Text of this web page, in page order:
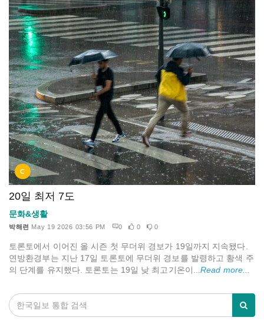
C
20일 최저 7도
문화&생활
박해련 May 19 2026 03:56 PM 0 0 0
토론토에서 이어진 올 시즌 첫 무더위 경보가 19일까지 지속됐다.
연방환경부는 지난 17일 토론토에 무더위 경보를 발령하고 황색 주
의 단계를 유지했다. 토론토는 19일 낮 최고기온이...Read more...